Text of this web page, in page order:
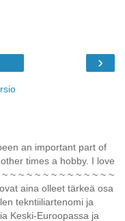
›
an important part of
times a hobby. I love
~ ~ ~ ~ ~ ~ ~ ~ ~ ~ ~ ~ ~
aina olleet tärkeä osa
tekntiiliartenomi ja
Keski-Euroopassa ja